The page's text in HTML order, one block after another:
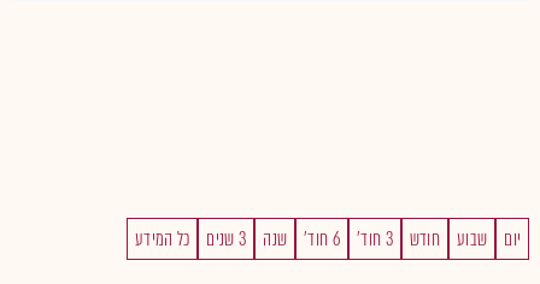
יום שבוע חודש 3 חוד' 6 חוד' שנה 3 שנים כל המידע